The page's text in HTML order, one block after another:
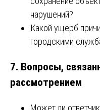
нарушений?
Какой ущерб
городскими
7. Вопросы,
рассмотрением
Может ли